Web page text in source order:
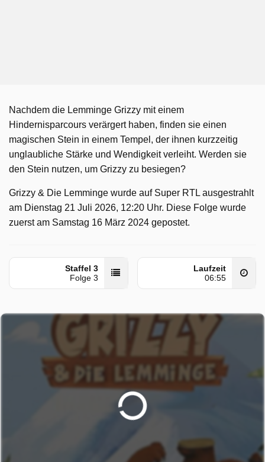
Nachdem die Lemminge Grizzy mit einem
Hindernisparcours verärgert haben, finden sie einen
magischen Stein in einem Tempel, der ihnen kurzzeitig
unglaubliche Stärke und Wendigkeit verleiht. Werden sie
den Stein nutzen, um Grizzy zu besiegen?
Grizzy & Die Lemminge wurde auf Super RTL ausgestrahlt
am Dienstag 21 Juli 2026, 12:20 Uhr. Diese Folge wurde
zuerst am Samstag 16 März 2024 gepostet.
Staffel 3
Folge 3
Laufzeit
06:55